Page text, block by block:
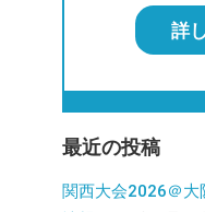
詳
最近の投稿
関西大会2026＠